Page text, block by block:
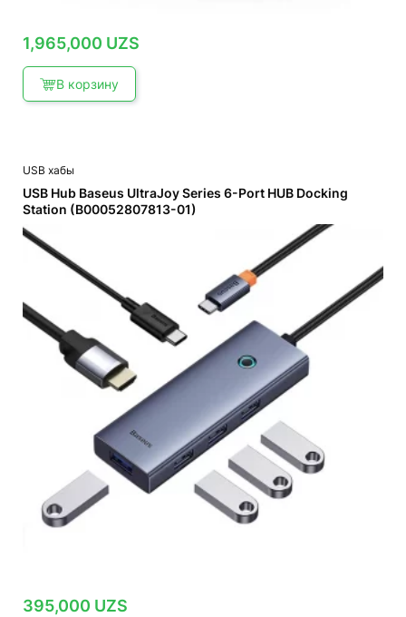
1,965,000 UZS
В корзину
USB хабы
USB Hub Baseus UltraJoy Series 6-Port HUB Docking
Station (B00052807813-01)
395,000 UZS